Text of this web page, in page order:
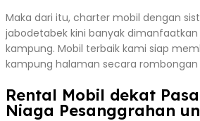
Maka dari itu, charter mobil dengan
jabodetabek kini banyak
kampung. Mobil terbaik kami siap
kampung halaman secara
Rental Mobil dekat
Niaga Pesanggrahan